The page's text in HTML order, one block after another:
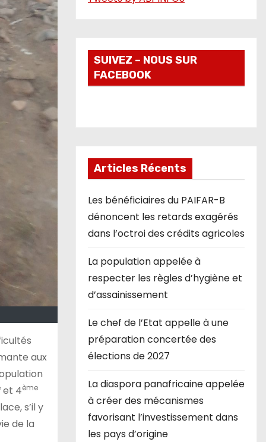
aux
et 4ème
s’il y
de la
SUIVEZ – NOUS SUR
FACEBOOK
Articles Récents
Les bénéficiaires du PAIFAR-B
dénoncent les retards exagérés
dans l’octroi des crédits agricoles
La population appelée à
respecter les règles d’hygiène et
d’assainissement
Le chef de l’Etat appelle à une
préparation concertée des
élections de 2027
La diaspora panafricaine appelée
à créer des mécanismes
favorisant l’investissement dans
les pays d’origine